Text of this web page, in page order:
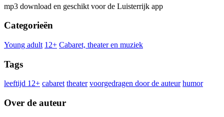
mp3 download en geschikt voor de Luisterrijk app
Categorieën
Young adult 12+ Cabaret, theater en muziek
Tags
leeftijd 12+ cabaret theater voorgedragen door de auteur humor
Over de auteur